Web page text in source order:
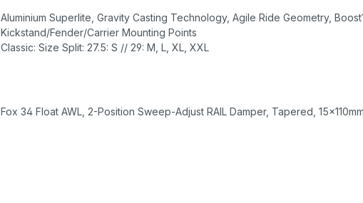
Aluminium Superlite, Gravity Casting Technology, Agile Ride Geometry,
Kickstand/Fender/Carrier Mounting Points
Classic: Size Split: 27.5: S // 29: M, L, XL, XXL
Fox 34 Float AWL, 2-Position Sweep-Adjust RAIL Damper, Tapered,